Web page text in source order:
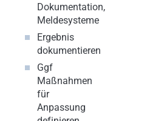
Dokumentation,
Meldesysteme
Ergebnis
dokumentieren
Ggf
Maßnahmen
für
Anpassung